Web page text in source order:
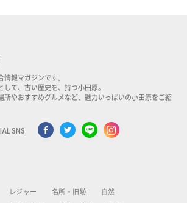
情報マガジンです。
して、古い歴史を、持つ小田原。
所やおすすめグルメなど、魅力いっぱいの小田原をご紹
SNS
レジャー 名所・旧跡 自然